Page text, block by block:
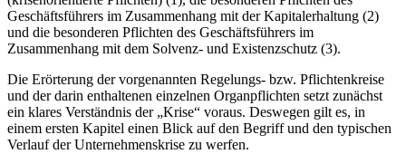
Geschäftsführers im Zusammenhang mit der Kapitalerhaltung (2)
und die besonderen Pflichten des Geschäftsführers im
Zusammenhang mit dem Solvenz- und Existenzschutz (3).
Die Erörterung der vorgenannten Regelungs- bzw. Pflichtenkreise
und der darin enthaltenen einzelnen Organpflichten setzt zunächst
ein klares Verständnis der „Krise“ voraus. Deswegen gilt es, in
einem ersten Kapitel einen Blick auf den Begriff und den typischen
Verlauf der Unternehmenskrise zu werfen.